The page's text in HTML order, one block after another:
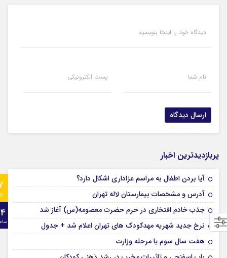
دیدگاه خود را اینجا بنویسید
نام شما پست الکترونیکی
پربازدیدترین اخبار
آیا بردن اطفال به مراسم عزادارى اشکال دارد؟
آدرس و مشخصات بیمارستان لاله تهران
جذب خادم افتخاری در حرم حضرت معصومه(س) آغاز شد
نرخ جدید شهریه مهدکودک های تهران اعلام شد + جدول
هفت سال سوم یا مرحله وزارت